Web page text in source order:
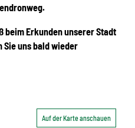
beim Erkunden unserer Stadt
Sie uns bald wieder
Auf der Karte anschauen